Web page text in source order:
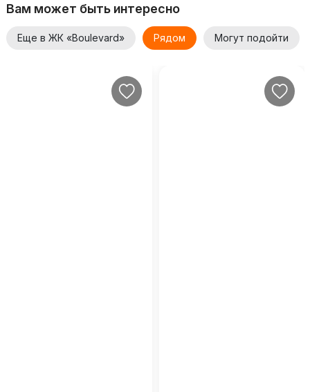
Вам может быть интересно
Еще в ЖК «Boulevard» Рядом Могут подойти